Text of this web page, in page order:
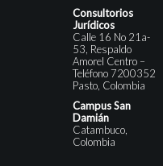
Consultorios
Jurídicos
Calle 16 No 21a-
53, Respaldo
Amorel Centro –
Teléfono 7200352
Pasto, Colombia
Campus San
Damián
Catambuco,
Colombia